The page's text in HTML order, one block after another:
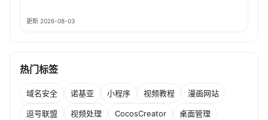
更新 2026-08-03
热门标签
域名安全 诺基亚 小程序 视频教程 漫画网站
逗号联盟 视频处理 CocosCreator 桌面管理